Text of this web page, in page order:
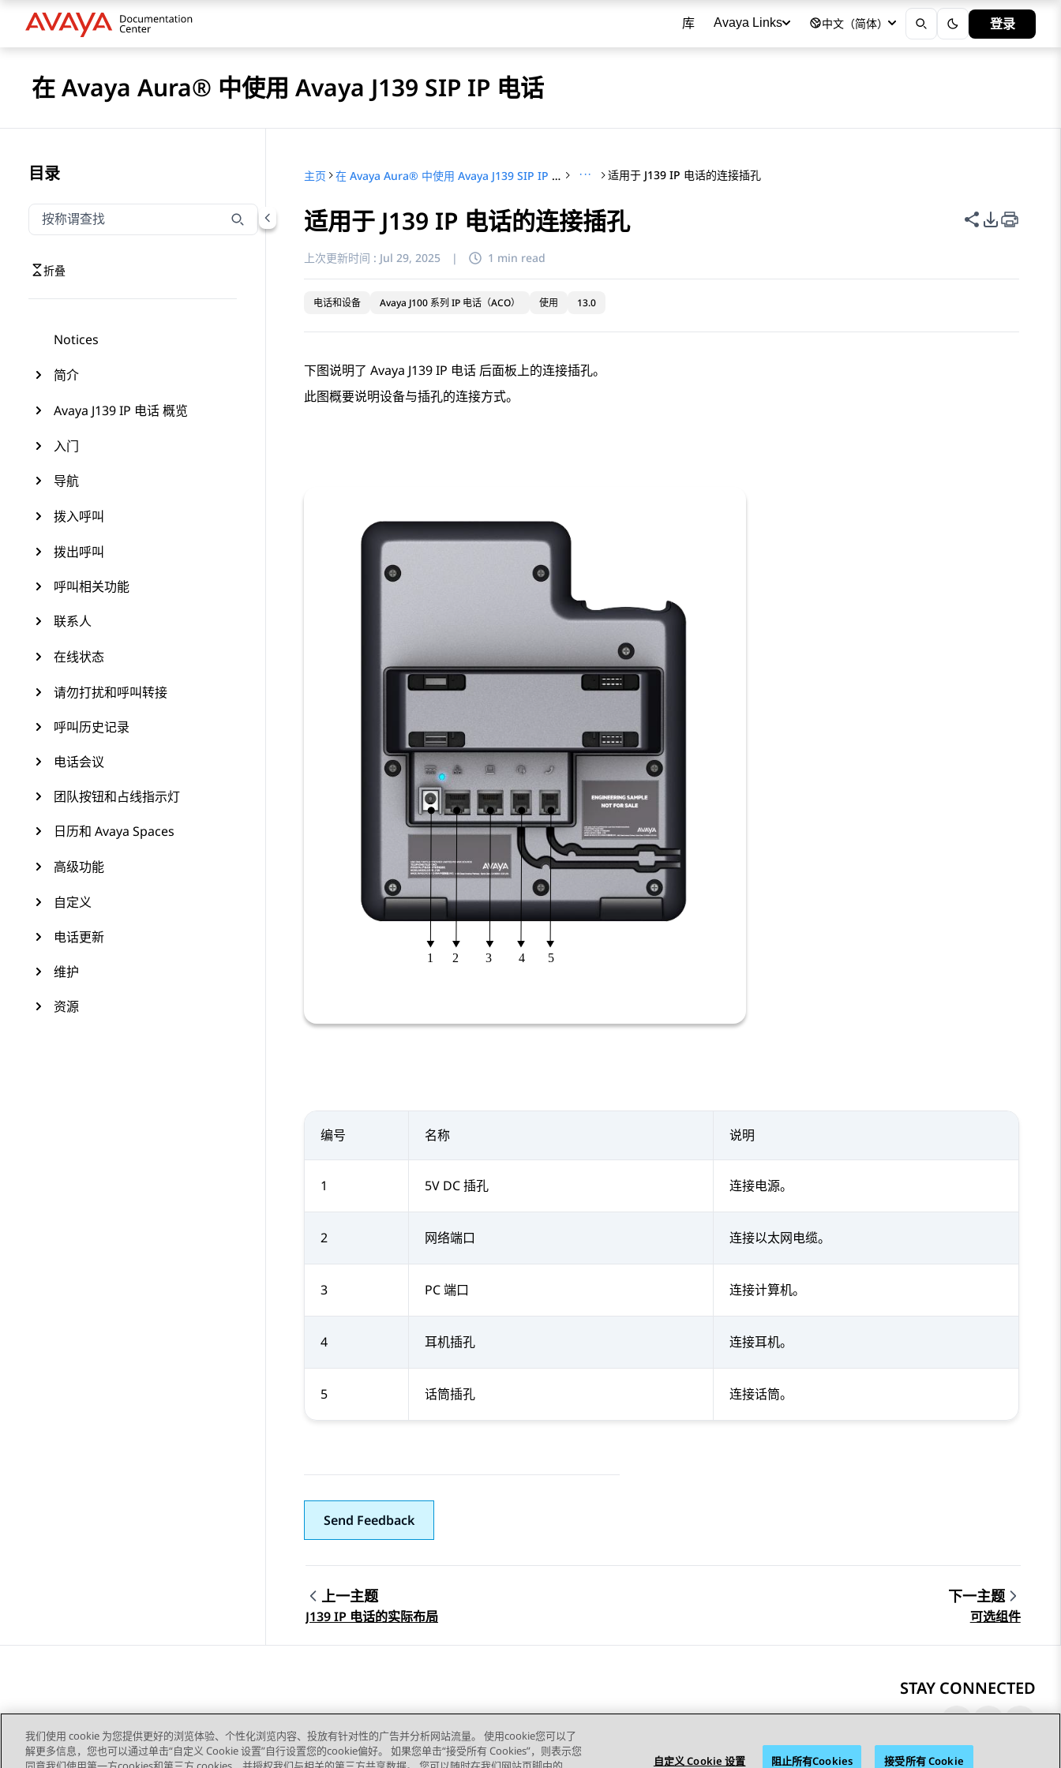
库 Avaya Links 中文（简体） 登录
在 Avaya Aura® 中使用 Avaya J139 SIP IP 电话
目录
按称谓筛选导航
输入内容以按称谓筛选导航项
折叠
Notices
简介
Avaya J139 IP 电话 概览
入门
导航
拨入呼叫
拨出呼叫
呼叫相关功能
联系人
在线状态
请勿打扰和呼叫转接
呼叫历史记录
电话会议
团队按钮和占线指示灯
日历和 Avaya Spaces
高级功能
自定义
电话更新
维护
资源
主页 在 Avaya Aura® 中使用 Avaya J139 SIP IP 电话 ··· 适用于 J139 IP 电话的连接插孔
适用于 J139 IP 电话的连接插孔 共享此页面
PDF 导出
上次更新时间 : Jul 29, 2025 | 1 min read
电话和设备 Avaya J100 系列 IP 电话（ACO） 使用 13.0
下图说明了 Avaya J139IP 电话 后面板上的连接插孔。
此图概要说明设备与插孔的连接方式。
编号 名称 说明
1 5V DC 插孔 连接电源。
2 网络端口 连接以太网电缆。
3 PC 端口 连接计算机。
4 耳机插孔 连接耳机。
5 话筒插孔 连接话筒。
Send Feedback
Topic navigation
上一主题
J139 IP 电话的实际布局
下一主题
可选组件
STAY CONNECTED
我们使用 cookie 为您提供更好的浏览体验、个性化浏览内容、投放有针对性的广告并分析网站流量。 使用cookie您可以了
解更多信息，您也可以通过单击“自定义 Cookie 设置”自行设置您的cookie偏好。 如果您单击“接受所有 Cookies”，则表示您
自定义 Cookie 设置 阻止所有Cookies 接受所有 Cookie